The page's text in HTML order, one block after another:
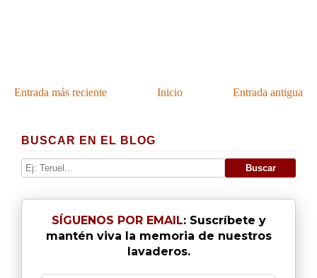
Entrada más reciente Entrada antigua
Inicio
BUSCAR EN EL BLOG
SÍGUENOS POR EMAIL: Suscríbete y
mantén viva la memoria de nuestros
lavaderos.